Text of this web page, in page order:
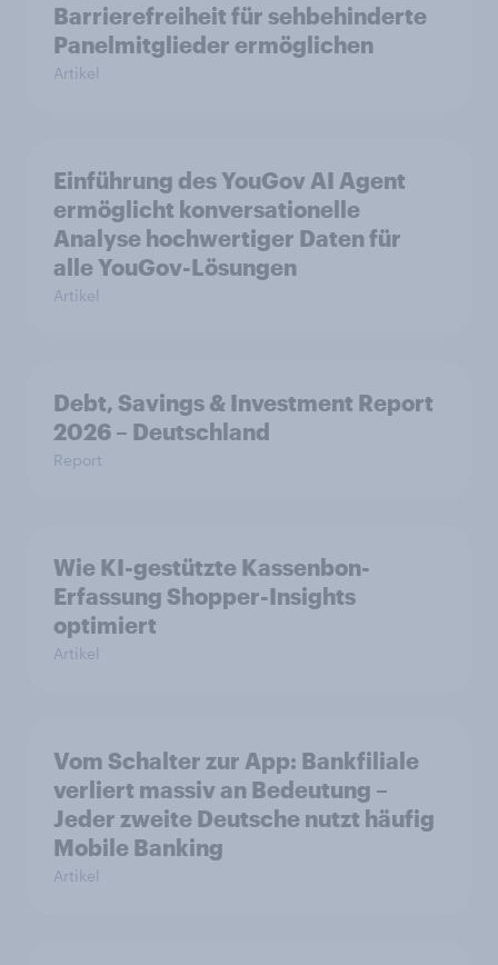
Barrierefreiheit für sehbehinderte
Panelmitglieder ermöglichen
Artikel
Einführung des YouGov AI Agent
ermöglicht konversationelle
Analyse hochwertiger Daten für
alle YouGov-Lösungen
Artikel
Debt, Savings & Investment Report
2026 – Deutschland
Report
Wie KI-gestützte Kassenbon-
Erfassung Shopper-Insights
optimiert
Artikel
Vom Schalter zur App: Bankfiliale
verliert massiv an Bedeutung –
Jeder zweite Deutsche nutzt häufig
Mobile Banking
Artikel